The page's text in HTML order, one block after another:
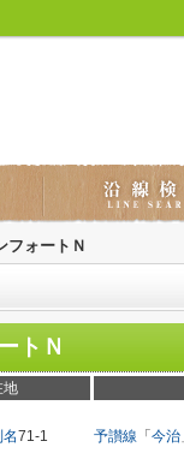
フォートＮ
トＮ
地
名71-1 予讃線 「 今治